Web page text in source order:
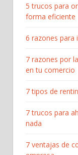
5 trucos para
forma eficiente
6 razones para
7 razones por
en tu comercio
7 tipos de
7 trucos para
nada
7 ventajas de